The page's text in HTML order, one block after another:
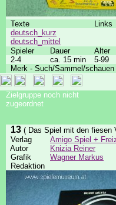
Texte Links
deutsch_kurz
deutsch_mittel
Spieler
Dauer Alter
2-4
ca. 15 min 5-99
Merk - Such/Sammel/schauen
Zielgruppe noch nicht
zugeordnet
13 ( Das Spiel mit den fiesen
Verlag
Amigo Spiel +
Autor
Knizia Reiner
Grafik
Wagner Markus
Redaktion